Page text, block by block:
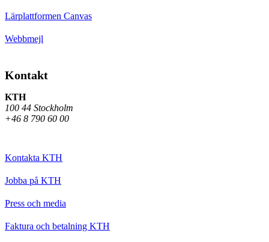
Lärplattformen Canvas
Webbmejl
Kontakt
KTH
100 44 Stockholm
+46 8 790 60 00
Kontakta KTH
Jobba på KTH
Press och media
Faktura och betalning KTH